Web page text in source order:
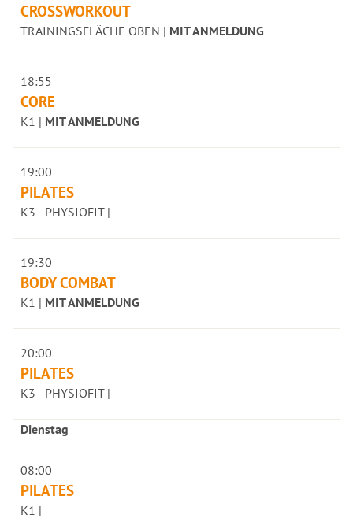
CROSSWORKOUT
TRAININGSFLÄCHE OBEN | MIT ANMELDUNG
18:55
CORE
K1 | MIT ANMELDUNG
19:00
PILATES
K3 - PHYSIOFIT |
19:30
BODY COMBAT
K1 | MIT ANMELDUNG
20:00
PILATES
K3 - PHYSIOFIT |
Dienstag
08:00
PILATES
K1 |